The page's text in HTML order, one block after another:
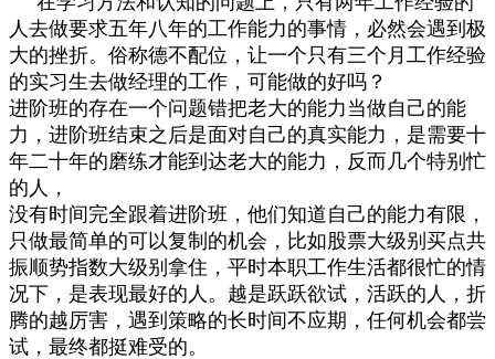
人去做要求五年八年的工作能力的事情，必然会遇到极
大的挫折。俗称德不配位，让一个只有三个月工作经验
的实习生去做经理的工作，可能做的好吗？
进阶班的存在一个问题错把老大的能力当做自己的能
力，进阶班结束之后是面对自己的真实能力，是需要十
年二十年的磨练才能到达老大的能力，反而几个特别忙
的人，
没有时间完全跟着进阶班，他们知道自己的能力有限，
只做最简单的可以复制的机会，比如股票大级别买点共
振顺势指数大级别拿住，平时本职工作生活都很忙的情
况下，是表现最好的人。越是跃跃欲试，活跃的人，折
腾的越厉害，遇到策略的长时间不应期，任何机会都尝
试，最终都挺难受的。